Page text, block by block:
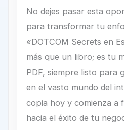
No dejes pasar esta
para transformar tu
«DOTCOM Secrets en
más que un libro; es tu
PDF, siempre listo para
en el vasto mundo del
copia hoy y comienza a
hacia el éxito de tu